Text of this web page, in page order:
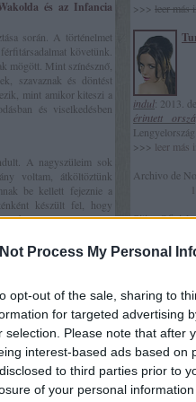
Process My Personal
opt-out of the sale, sharing to
for targeted advertising
selection. Please note that after
interest-based ads based
to third parties prior to
of your personal
>>> leer más
indul: 2013.
érintett
Lengyelország
>>> leer más
Archivo de
Sitios
>>>Las
>>>YouTube
Sitios Elites:
>>>
>>>
:
versión: 8.0
'13"
és az Infancia
során. A történelmet
követünk.
mögött. Mint színésznő,
szavaznak és döntést
mint amikor kiteszi a
és viselkedésben
A nagyszüleim sok
voltam, átköltöztünk
be kellett fejeznie a
készült fel, hogy
veszem az álmaim,
Ezért zavar, amikor az
ők valósítanak meg.
bulikat szervezek a
kelek, és amint van egy
csodálatos családom, és
vannak gyenge napjaim
akkor az élet jobban
Most, hogy van egy
el a belső gyermeki